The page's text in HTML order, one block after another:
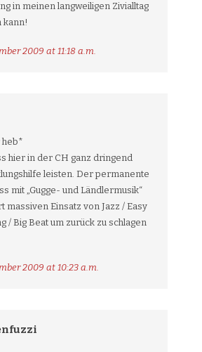
in meinen langweiligen Zivialltag
kann!
2009 at 11:18 a.m.
heb*
hier in der CH ganz dringend
leisten. Der permanente
mit „Gugge- und Ländlermusik“
massiven Einsatz von Jazz / Easy
/ Big Beat um zurück zu schlagen
2009 at 10:23 a.m.